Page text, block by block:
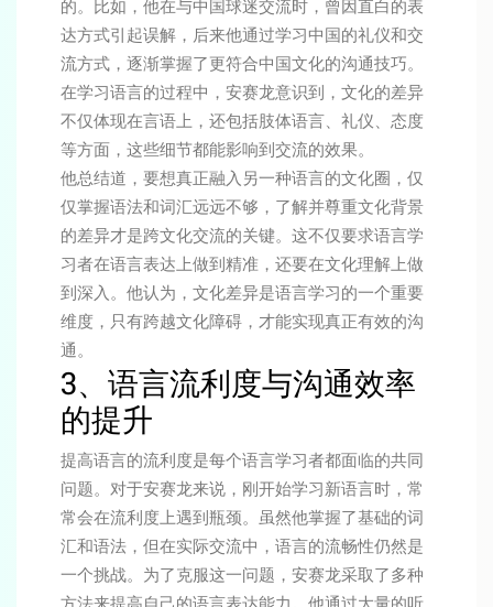
的。比如，他在与中国球迷交流时，曾因直白的表
达方式引起误解，后来他通过学习中国的礼仪和交
流方式，逐渐掌握了更符合中国文化的沟通技巧。
在学习语言的过程中，安赛龙意识到，文化的差异
不仅体现在言语上，还包括肢体语言、礼仪、态度
等方面，这些细节都能影响到交流的效果。
他总结道，要想真正融入另一种语言的文化圈，仅
仅掌握语法和词汇远远不够，了解并尊重文化背景
的差异才是跨文化交流的关键。这不仅要求语言学
习者在语言表达上做到精准，还要在文化理解上做
到深入。他认为，文化差异是语言学习的一个重要
维度，只有跨越文化障碍，才能实现真正有效的沟
通。
3、语言流利度与沟通效率
的提升
提高语言的流利度是每个语言学习者都面临的共同
问题。对于安赛龙来说，刚开始学习新语言时，常
常会在流利度上遇到瓶颈。虽然他掌握了基础的词
汇和语法，但在实际交流中，语言的流畅性仍然是
一个挑战。为了克服这一问题，安赛龙采取了多种